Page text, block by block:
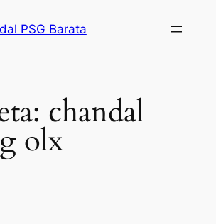
PSG Barata
chandal
olx